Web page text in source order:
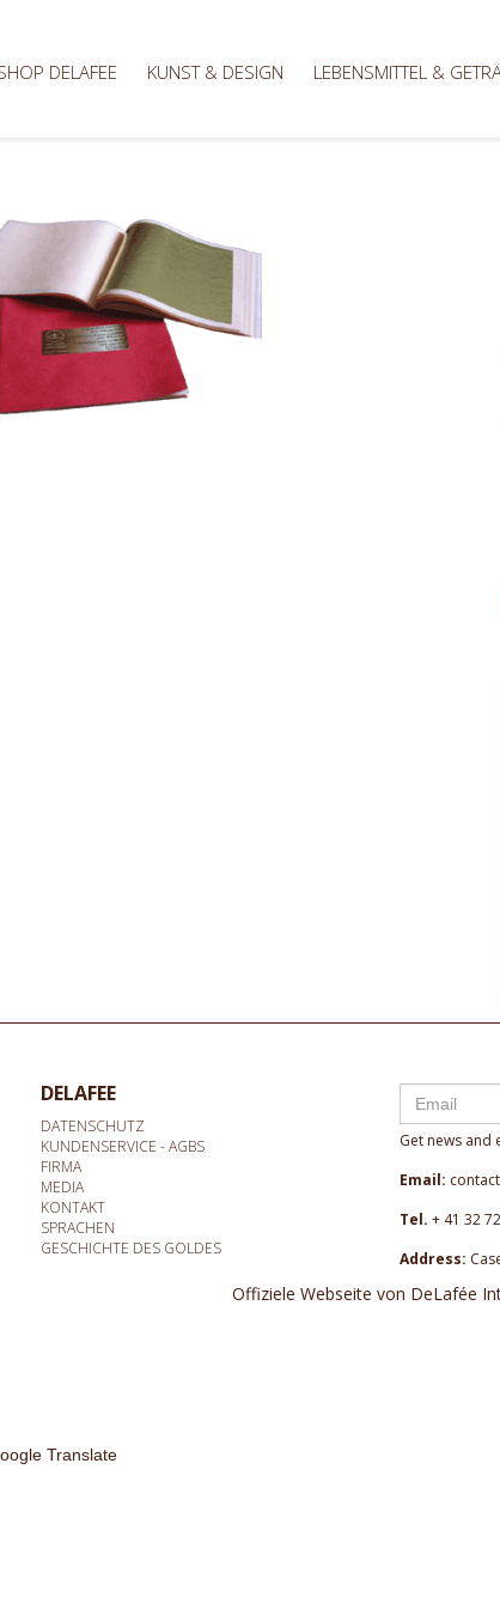
DELAFEE KUNST & DESIGN LEBENSMITTEL &
DELAFEE
DATENSCHUTZ
KUNDENSERVICE - AGBS
FIRMA
MEDIA
KONTAKT
SPRACHEN
GESCHICHTE DES GOLDES
Get news and
Email:
Tel. + 41 32
Address:
Offiziele Webseite von DeLafée
Translate